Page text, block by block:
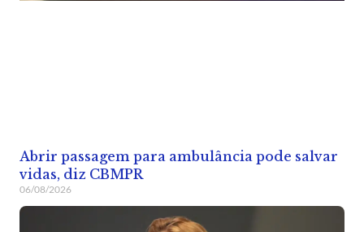
Abrir passagem para ambulância pode salvar
vidas, diz CBMPR
06/08/2026